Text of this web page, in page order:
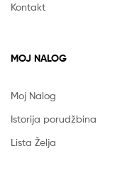
Kontakt
MOJ NALOG
Moj Nalog
Istorija porudžbina
Lista Želja